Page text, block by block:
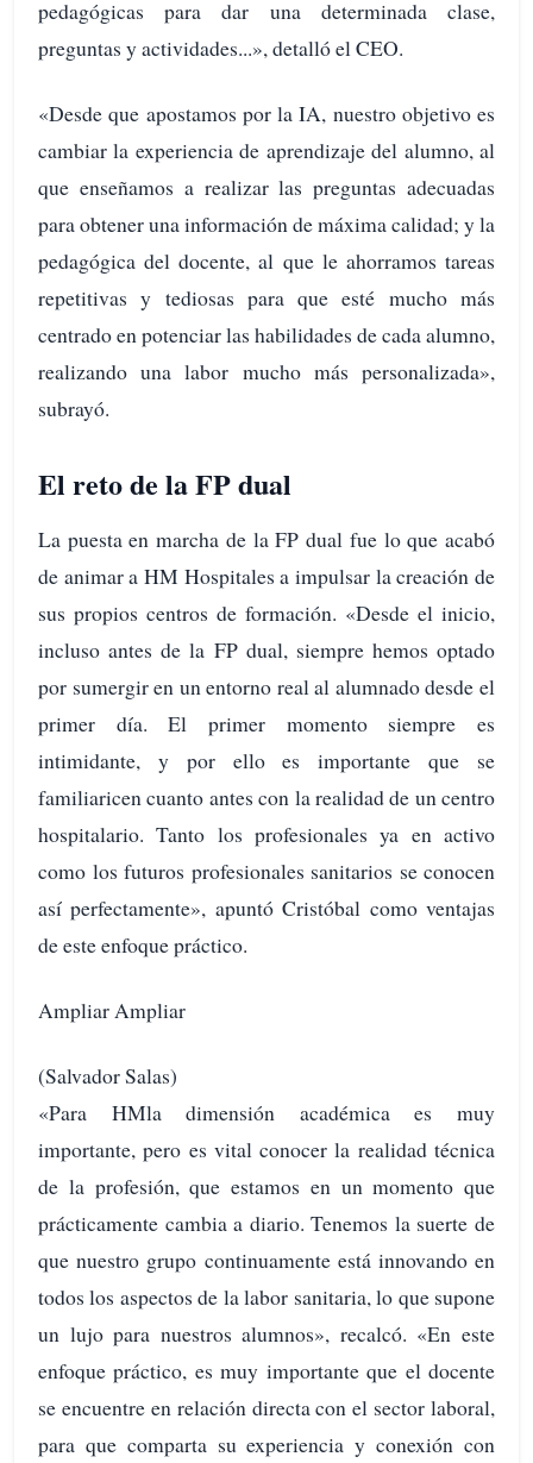
pedagógicas para dar una determinada clase,
preguntas y actividades...», detalló el CEO.
«Desde que apostamos por la IA, nuestro objetivo es
cambiar la experiencia de aprendizaje del alumno, al
que enseñamos a realizar las preguntas adecuadas
para obtener una información de máxima calidad; y la
pedagógica del docente, al que le ahorramos tareas
repetitivas y tediosas para que esté mucho más
centrado en potenciar las habilidades de cada alumno,
realizando una labor mucho más personalizada»,
subrayó.
El reto de la FP dual
La puesta en marcha de la FP dual fue lo que acabó
de animar a HM Hospitales a impulsar la creación de
sus propios centros de formación. «Desde el inicio,
incluso antes de la FP dual, siempre hemos optado
por sumergir en un entorno real al alumnado desde el
primer día. El primer momento siempre es
intimidante, y por ello es importante que se
familiaricen cuanto antes con la realidad de un centro
hospitalario. Tanto los profesionales ya en activo
como los futuros profesionales sanitarios se conocen
así perfectamente», apuntó Cristóbal como ventajas
de este enfoque práctico.
Ampliar Ampliar
(Salvador Salas)
«Para HMla dimensión académica es muy
importante, pero es vital conocer la realidad técnica
de la profesión, que estamos en un momento que
prácticamente cambia a diario. Tenemos la suerte de
que nuestro grupo continuamente está innovando en
todos los aspectos de la labor sanitaria, lo que supone
un lujo para nuestros alumnos», recalcó. «En este
enfoque práctico, es muy importante que el docente
se encuentre en relación directa con el sector laboral,
para que comparta su experiencia y conexión con